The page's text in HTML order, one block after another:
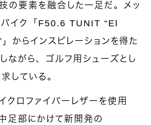
の要素を融合した一足だ。メッ
イク「F50.6 TUNIT “El
からインスピレーションを得た
ながら、ゴルフ用シューズとし
している。
クロファイバーレザーを使用
足部にかけて新開発の